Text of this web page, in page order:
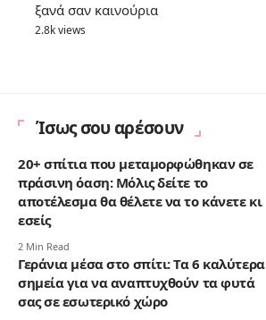
ξανά σαν καινούρια
2.8k views
Ίσως σου αρέσουν
20+ σπίτια που μεταμορφώθηκαν σε
πράσινη όαση: Μόλις δείτε το
αποτέλεσμα θα θέλετε να το κάνετε κι
εσείς
2 Min Read
Γεράνια μέσα στο σπίτι: Τα 6 καλύτερα
σημεία για να αναπτυχθούν τα φυτά
σας σε εσωτερικό χώρο